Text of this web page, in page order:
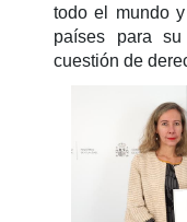
todo el mundo
países para
cuestión de